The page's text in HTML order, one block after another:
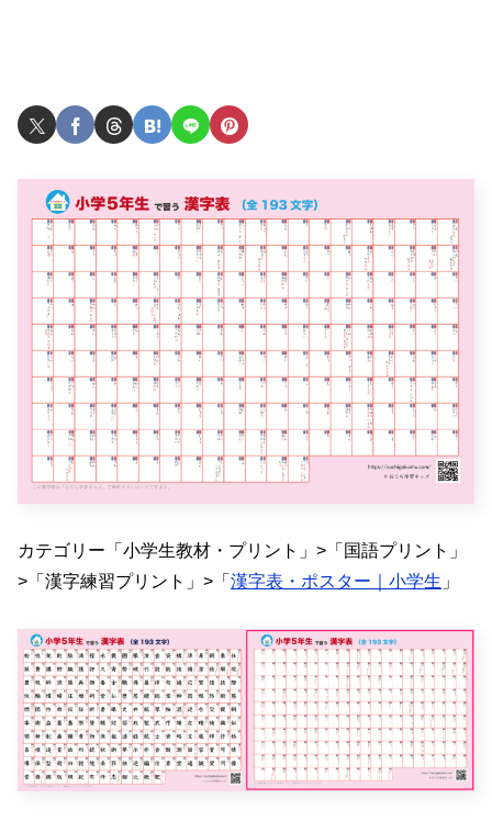
カテゴリー「小学生教材・プリント」>「国語プリント」
>「漢字練習プリント」>「 漢字表・ポスター｜小学生 」